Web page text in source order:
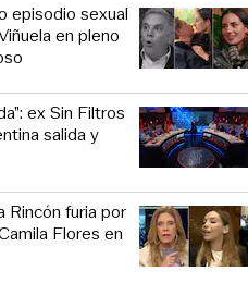
episodio sexual
en pleno
ex Sin Filtros
salida y
Rincón furia por
Flores en